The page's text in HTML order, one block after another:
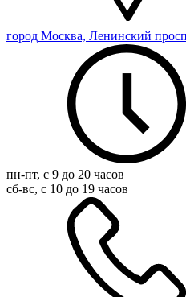
город Москва, Ленинский
пн-пт, с 9 до 20 часов
сб-вс, с 10 до 19 часов